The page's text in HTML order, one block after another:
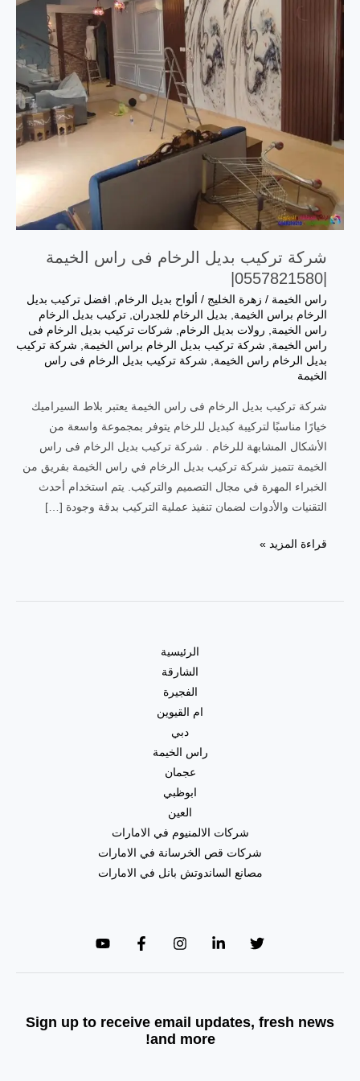
شركة تركيب بديل الرخام فى راس الخيمة
|0557821580|
راس الخيمة / زهرة الخليج / ألواح بديل الرخام
افضل تركيب بديل
الرخام براس الخيمة
بديل الرخام للجدران تركيب بديل الرخام
راس الخيمة
رولات بديل الرخام
شركات تركيب بديل الرخام فى
راس الخيمة
شركة تركيب بديل الرخام براس الخيمة
شركة تركيب
بديل الرخام راس الخيمة
شركة تركيب بديل الرخام فى راس
الخيمة
شركة تركيب بديل الرخام فى راس الخيمة يعتبر بلاط السيراميك
خيارًا مناسبًا لتركيبة كبديل للرخام يتوفر بمجموعة واسعة من
الأشكال المشابهة للرخام . شركة تركيب بديل الرخام فى راس
الخيمة تتميز شركة تركيب بديل الرخام في راس الخيمة بفريق من
الخبراء المهرة في مجال التصميم والتركيب. يتم استخدام أحدث
التقنيات والأدوات لضمان تنفيذ عملية التركيب بدقة وجودة […]
شركة
الرخام
قراءة المزيد »
الرئيسية
الشارقة
الفجيرة
ام القيوين
دبي
راس الخيمة
عجمان
ابوظبي
العين
شركات الالمنيوم في الامارات
شركات قص الخرسانة في الامارات
مصانع الساندوتش بانل في الامارات
Sign up to receive email updates, fresh news
and more!